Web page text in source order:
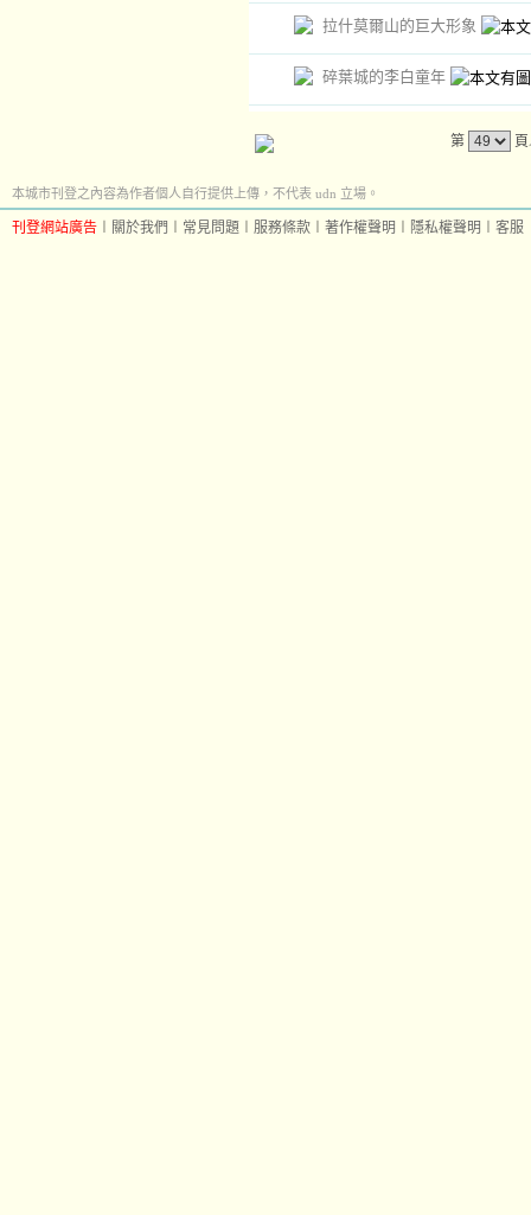
拉什莫爾山的巨大形象
碎葉城的李白童年
第
本城市刊登之內容為作者個人自行提供上傳，不代表 udn 立場。
刊登網站廣告 關於我們 常見問題 服務條款 著作權聲明 隱私權聲明 客服